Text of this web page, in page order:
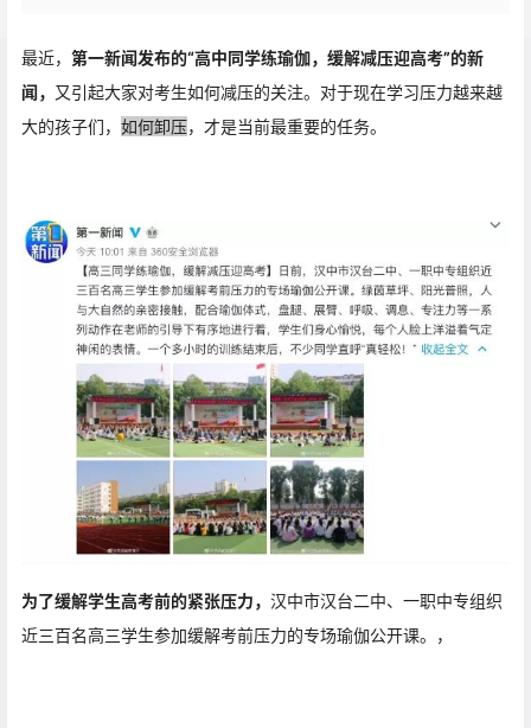
最近， 第一新闻发布的“高中同学练瑜伽，缓解减压迎高考”的新
闻， 又引起大家对考生如何减压的关注。对于现在学习压力越来越
大的孩子们， 如何卸压，才是当前最重要的任务。
为了缓解学生高考前的紧张压力， 汉中市汉台二中、一职中专组织
近三百名高三学生参加缓解考前压力的专场瑜伽公开课。
，